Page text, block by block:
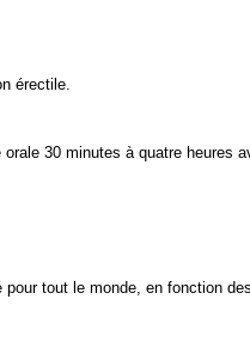
érectile.
30 minutes à quatre heures
tout le monde, en fonction